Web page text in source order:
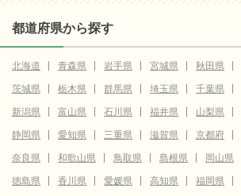
都道府県から探す
北海道 青森県 岩手県 宮城県 秋田県
茨城県
栃木県 群馬県 埼玉県 千葉県
新潟県
富山県 石川県 福井県 山梨県
静岡県
愛知県 三重県 滋賀県 京都府
奈良県
和歌山県 鳥取県 島根県 岡山県
徳島県
香川県 愛媛県 高知県 福岡県